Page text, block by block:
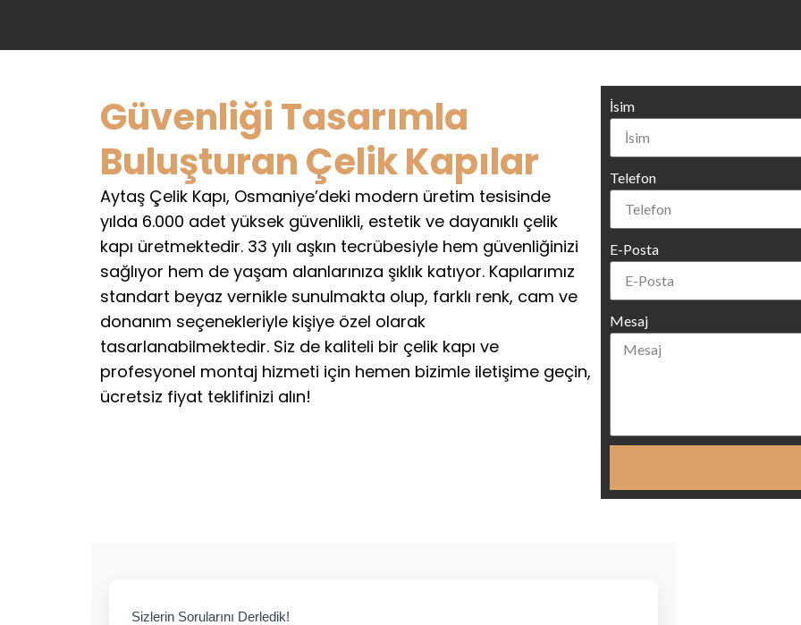
Güvenliği Tasarımla
Buluşturan Çelik Kapılar
Aytaş Çelik Kapı, Osmaniye’deki modern üretim tesisinde
yılda 6.000 adet yüksek güvenlikli, estetik ve dayanıklı çelik
kapı üretmektedir. 33 yılı aşkın tecrübesiyle hem güvenliğinizi
sağlıyor hem de yaşam alanlarınıza şıklık katıyor. Kapılarımız
standart beyaz vernikle sunulmakta olup, farklı renk, cam ve
donanım seçenekleriyle kişiye özel olarak
tasarlanabilmektedir. Siz de kaliteli bir çelik kapı ve
profesyonel montaj hizmeti için hemen bizimle iletişime geçin,
ücretsiz fiyat teklifinizi alın!
İsim
Telefon
E-Posta
Mesaj
Sizlerin Sorularını Derledik!